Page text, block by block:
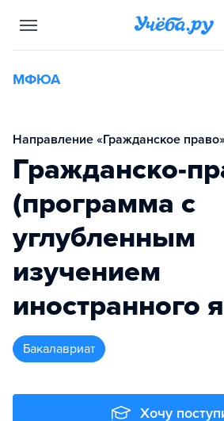
МФЮА
Направление «Гражданское
Гражданско-
(программа с
углубленным
изучением
иностранного
бакалавриат
Хочу